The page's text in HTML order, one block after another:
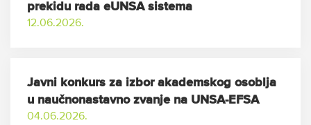
prekidu rada eUNSA sistema
12.06.2026.
Javni konkurs za izbor akademskog osoblja
u naučnonastavno zvanje na UNSA-EFSA
04.06.2026.